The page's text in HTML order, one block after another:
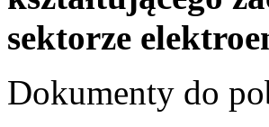
sektorze
Dokumenty do